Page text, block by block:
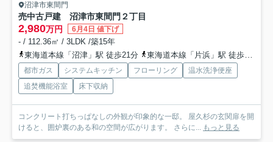
沼津市東間門
売中古戸建 沼津市東間門２丁目
2,980万円 6月4日 値下げ
- / 112.36㎡ / 3LDK /築15年
東海道本線「沼津」駅 徒歩21分
東海道本線「片浜」駅 徒歩39分
都市ガス システムキッチン フローリング
温水洗浄便座
追焚機能浴室
床下収納
コンクリート打ちっぱなしの外観が印象的な一邸。 屋久杉の玄関扉を開
けると、囲炉裏のある和の空間が広がります。 さらに... もっと見る